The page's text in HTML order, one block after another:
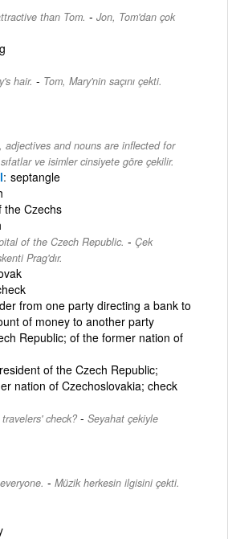
than Tom. - Jon, Tom'dan çok
hair. - Tom, Mary'nin saçını çekti.
adjectives and nouns are inflected for
ve isimler cinsiyete göre çekilir.
septangle
the Czechs
of the Czech Republic. - Çek
Prag'dır.
from one party directing a bank to
of money to another party
Republic; of the former nation of
of the Czech Republic;
nation of Czechoslovakia; check
check? - Seyahat çekiyle
- Müzik herkesin ilgisini çekti.